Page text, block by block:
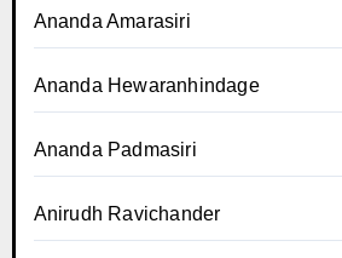
Ananda Amarasiri
Ananda Hewaranhindage
Ananda Padmasiri
Anirudh Ravichander